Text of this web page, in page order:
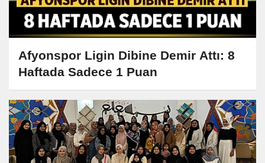
Afyonspor Ligin Dibine Demir Attı: 8
Haftada Sadece 1 Puan